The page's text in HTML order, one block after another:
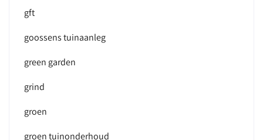
gft
goossens tuinaanleg
green garden
grind
groen
groen tuinonderhoud